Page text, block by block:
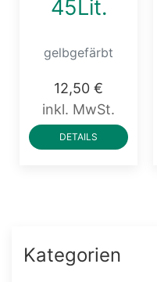
45Lit.
gelbgefärbt
12,50 €
inkl. MwSt.
DETAILS
Kategorien